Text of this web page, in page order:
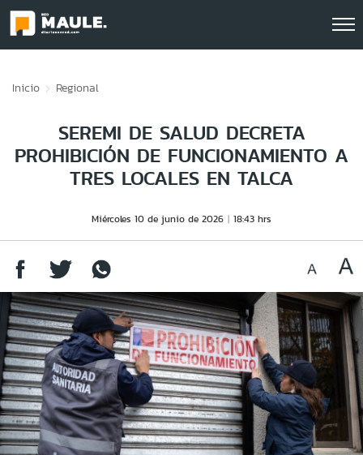
Inicio Regional
SEREMI DE SALUD DECRETA
PROHIBICIÓN DE FUNCIONAMIENTO A
TRES LOCALES EN TALCA
Miércoles 10 de junio de 2026 18:43 hrs